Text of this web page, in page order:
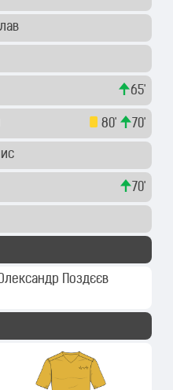
65'
80' 70'
70'
Поздєєв